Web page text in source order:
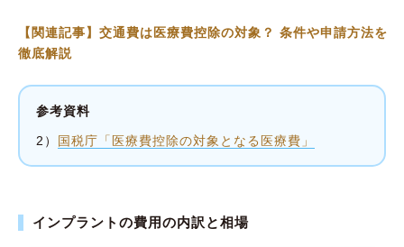
【関連記事】交通費は医療費控除の対象？ 条件や申請方法を
徹底解説
参考資料
2） 国税庁「医療費控除の対象となる医療費」
インプラントの費用の内訳と相場